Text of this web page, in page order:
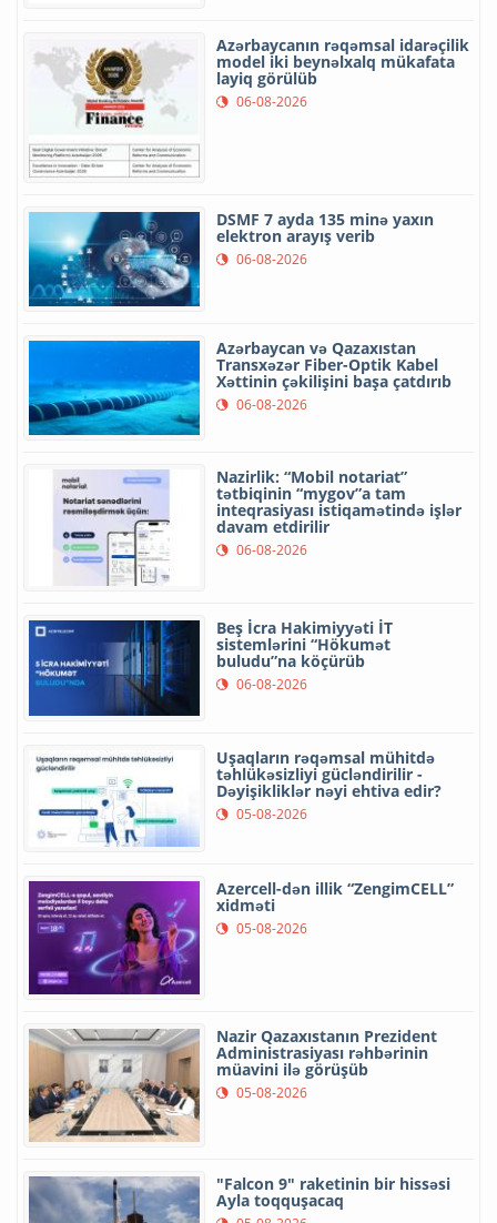
Azərbaycanın rəqəmsal idarəçilik
model iki beynəlxalq mükafata
layiq görülüb
06-08-2026
DSMF 7 ayda 135 minə yaxın
elektron arayış verib
06-08-2026
Azərbaycan və Qazaxıstan
Transxəzər Fiber-Optik Kabel
Xəttinin çəkilişini başa çatdırıb
06-08-2026
Nazirlik: “Mobil notariat”
tətbiqinin “mygov”a tam
inteqrasiyası istiqamətində işlər
davam etdirilir
06-08-2026
Beş İcra Hakimiyyəti İT
sistemlərini “Hökumət
buludu”na köçürüb
06-08-2026
Uşaqların rəqəmsal mühitdə
təhlükəsizliyi gücləndirilir -
Dəyişikliklər nəyi ehtiva edir?
05-08-2026
Azercell-dən illik “ZengimCELL”
xidməti
05-08-2026
Nazir Qazaxıstanın Prezident
Administrasiyası rəhbərinin
müavini ilə görüşüb
05-08-2026
"Falcon 9" raketinin bir hissəsi
Ayla toqquşacaq